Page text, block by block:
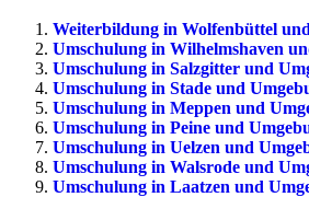
Weiterbildung in Wolfenbüttel
Umschulung in Wilhelmshaven
Umschulung in Salzgitter und
Umschulung in Stade und
Umschulung in Meppen und
Umschulung in Peine und
Umschulung in Uelzen und
Umschulung in Walsrode und
Umschulung in Laatzen und